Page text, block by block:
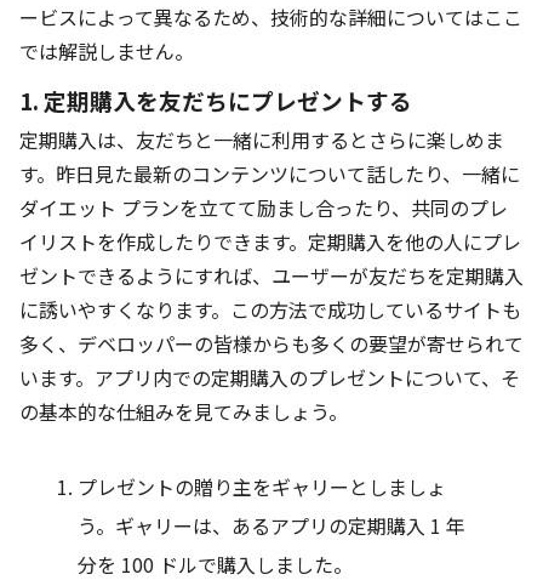
ービスによって異なるため、技術的な詳細についてはここ
では解説しません。
1. 定期購入を友だちにプレゼントする
定期購入は、友だちと一緒に利用するとさらに楽しめま
す。昨日見た最新のコンテンツについて話したり、一緒に
ダイエット プランを立てて励まし合ったり、共同のプレ
イリストを作成したりできます。定期購入を他の人にプレ
ゼントできるようにすれば、ユーザーが友だちを定期購入
に誘いやすくなります。この方法で成功しているサイトも
多く、デベロッパーの皆様からも多くの要望が寄せられて
います。アプリ内での定期購入のプレゼントについて、そ
の基本的な仕組みを見てみましょう。
プレゼントの贈り主をギャリーとしましょ
う。ギャリーは、あるアプリの定期購入 1 年
分を 100 ドルで購入しました。